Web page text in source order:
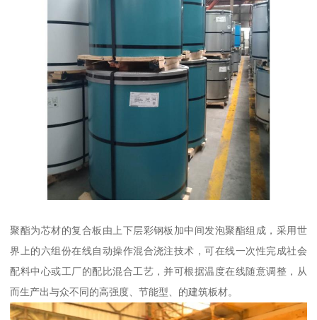
聚酯为芯材的复合板由上下层彩钢板加中间发泡聚酯组成，采用世
界上的六组份在线自动操作混合浇注技术，可在线一次性完成社会
配料中心或工厂的配比混合工艺，并可根据温度在线随意调整，从
而生产出与众不同的高强度、节能型、的建筑板材。